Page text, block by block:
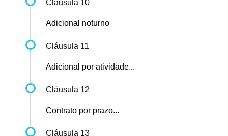
Cláusula 10
Adicional noturno
Cláusula 11
Adicional por atividade...
Cláusula 12
Contrato por prazo...
Cláusula 13